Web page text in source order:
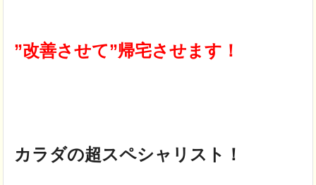
”改善させて”帰宅させます！
カラダの超スペシャリスト！